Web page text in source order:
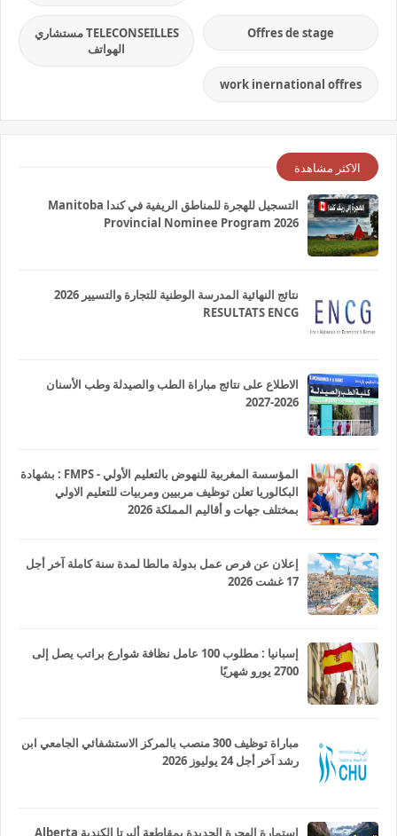
Offres de stage
TELECONSEILLES مستشاري
الهواتف
work inernational offres
الاكثر مشاهدة
التسجيل للهجرة للمناطق الريفية في كندا Manitoba
Provincial Nominee Program 2026
نتائج النهائية المدرسة الوطنية للتجارة والتسيير 2026
RESULTATS ENCG
الاطلاع على نتائج مباراة الطب والصيدلة وطب الأسنان
2026-2027
المؤسسة المغربية للنهوض بالتعليم الأولي - FMPS : بشهادة
البكالوريا تعلن توظيف مربيين ومربيات للتعليم الاولي
بمختلف جهات و أقاليم المملكة 2026
إعلان عن فرص عمل بدولة مالطا لمدة سنة كاملة آخر أجل
17 غشت 2026
إسبانيا : مطلوب 100 عامل نظافة شوارع براتب يصل إلى
2700 يورو شهريًا
مباراة توظيف 300 منصب بالمركز الاستشفائي الجامعي ابن
رشد آخر أجل 24 يوليوز 2026
استمارة الهجرة الجديدة بمقاطعة ألبرتا الكندية Alberta